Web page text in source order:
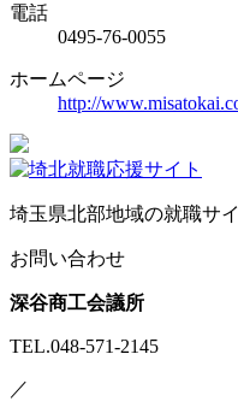
電話
0495-76-0055
ホームページ
http://
埼玉県北部地域の就職サ
お問い合わせ
深谷商工会議所
TEL.048-571-2145
／